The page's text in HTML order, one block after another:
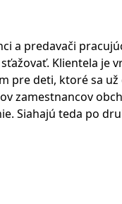
a predavači
Klientela je
pre deti, ktoré sa
zamestnancov
Siahajú teda po